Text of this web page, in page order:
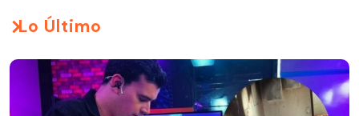
Lo Último